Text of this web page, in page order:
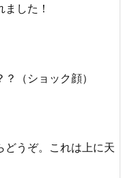
した！
（ショック顔）
どうぞ。これは上に天